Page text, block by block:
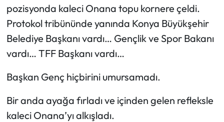
pozisyonda kaleci Onana topu kornere çeldi.
Protokol tribününde yanında Konya Büyükşehir
Belediye Başkanı vardı… Gençlik ve Spor Bakanı
vardı… TFF Başkanı vardı…
Başkan Genç hiçbirini umursamadı.
Bir anda ayağa fırladı ve içinden gelen refleksle
kaleci Onana’yı alkışladı.